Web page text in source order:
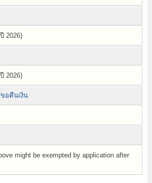
2026)
2026)
อคืนเงิน
might be exempted by application after